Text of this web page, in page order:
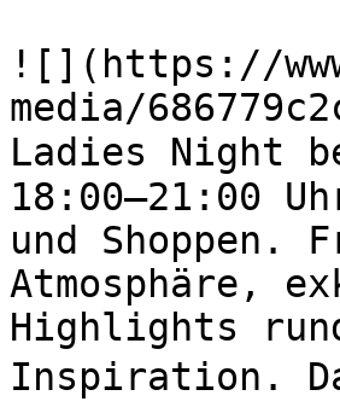
![](https://
media/
Ladies Night
18:00–21:00
und Shoppen.
Atmosphäre,
Highlights
Inspiration.